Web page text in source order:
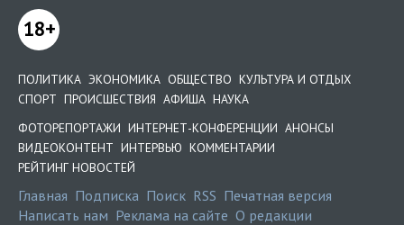
18+
ПОЛИТИКА ЭКОНОМИКА ОБЩЕСТВО КУЛЬТУРА И ОТДЫХ
СПОРТ ПРОИСШЕСТВИЯ АФИША НАУКА
ФОТОРЕПОРТАЖИ ИНТЕРНЕТ-КОНФЕРЕНЦИИ АНОНСЫ
ВИДЕОКОНТЕНТ ИНТЕРВЬЮ КОММЕНТАРИИ
РЕЙТИНГ НОВОСТЕЙ
Главная Подписка Поиск RSS Печатная версия
Написать нам Реклама на сайте О редакции